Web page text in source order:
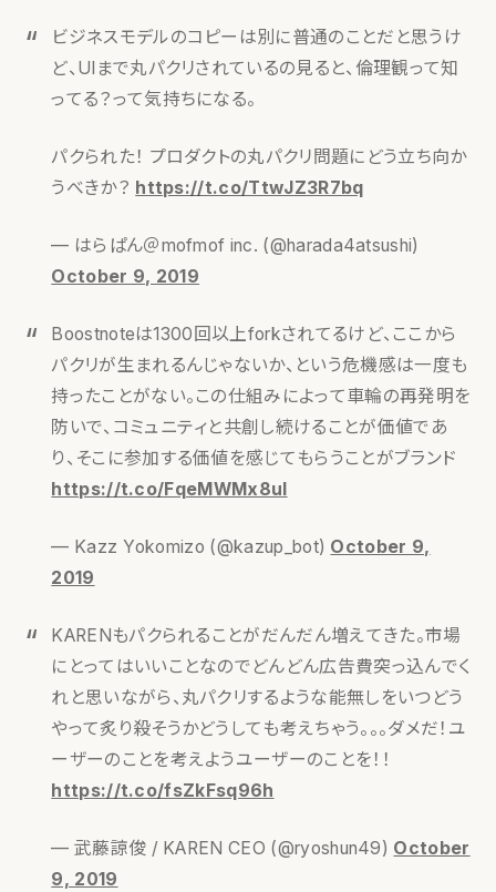
ビジネスモデルのコピーは別に普通のことだと思うけ
ど、UIまで丸パクリされているの見ると、倫理観って知
ってる？って気持ちになる。
パクられた！ プロダクトの丸パクリ問題にどう立ち向か
うべきか？ https://t.co/TtwJZ3R7bq
— はらぱん＠mofmof inc. (@harada4atsushi)
October 9, 2019
Boostnoteは1300回以上forkされてるけど、ここから
パクリが生まれるんじゃないか、という危機感は一度も
持ったことがない。この仕組みによって車輪の再発明を
防いで、コミュニティと共創し続けることが価値であ
り、そこに参加する価値を感じてもらうことがブランド
https://t.co/FqeMWMx8ul
— Kazz Yokomizo (@kazup_bot) October 9,
2019
KARENもパクられることがだんだん増えてきた。市場
にとってはいいことなのでどんどん広告費突っ込んでく
れと思いながら、丸パクリするような能無しをいつどう
やって炙り殺そうかどうしても考えちゃう。。。ダメだ！ユ
ーザーのことを考えようユーザーのことを！！
https://t.co/fsZkFsq96h
— 武藤諒俊 / KAREN CEO (@ryoshun49) October
9, 2019